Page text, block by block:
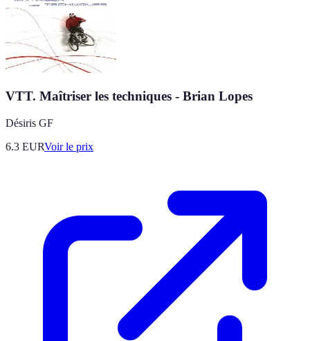
VTT. Maîtriser les techniques - Brian Lopes
Désiris GF
6.3 EURVoir le prix